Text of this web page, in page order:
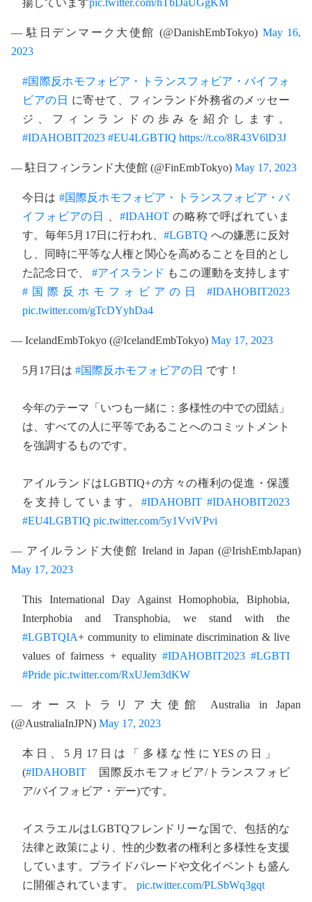
揚していますpic.twitter.com/hTbDaUGgKM
— 駐日デンマーク大使館 (@DanishEmbTokyo) May 16,
2023
#国際反ホモフォビア・トランスフォビア・バイフォ
ビアの日 に寄せて、フィンランド外務省のメッセー
ジ、フィンランドの歩みを紹介します。
#IDAHOBIT2023 #EU4LGBTIQ https://t.co/8R43V6lD3J
— 駐日フィンランド大使館 (@FinEmbTokyo) May 17, 2023
今日は #国際反ホモフォビア・トランスフォビア・バ
イフォビアの日
、#IDAHOT の略称で呼ばれていま
す。毎年5月17日に行われ、#LGBTQ への嫌悪に反対
し、同時に平等な人権と関心を高めることを目的とし
た記念日で、 #アイスランド もこの運動を支持します
#国際反ホモフォビアの日
#IDAHOBIT2023
pic.twitter.com/gTcDYyhDa4
— IcelandEmbTokyo (@IcelandEmbTokyo) May 17, 2023
5月17日は #国際反ホモフォビアの日 です！
今年のテーマ「いつも一緒に：多様性の中での団結」
は、すべての人に平等であることへのコミットメント
を強調するものです。
アイルランドはLGBTIQ+の方々の権利の促進・保護
を支持しています。 #IDAHOBIT #IDAHOBIT2023
#EU4LGBTIQ pic.twitter.com/5y1VviVPvi
— アイルランド大使館 Ireland in Japan (@IrishEmbJapan)
May 17, 2023
This International Day Against Homophobia, Biphobia,
Interphobia and Transphobia, we stand with the
#LGBTQIA+ community to eliminate discrimination & live
values of fairness + equality #IDAHOBIT2023 #LGBTI
#Pride pic.twitter.com/RxUJem3dKW
— オーストラリア大使館 Australia in Japan
(@AustraliaInJPN) May 17, 2023
本日、5月17日は「多様な性にYESの日」
(#IDAHOBIT 国際反ホモフォビア/トランスフォビ
ア/バイフォビア・デー)です。
イスラエルはLGBTQフレンドリーな国で、包括的な
法律と政策により、性的少数者の権利と多様性を支援
しています。プライドパレードや文化イベントも盛ん
に開催されています。 pic.twitter.com/PLSbWq3gqt